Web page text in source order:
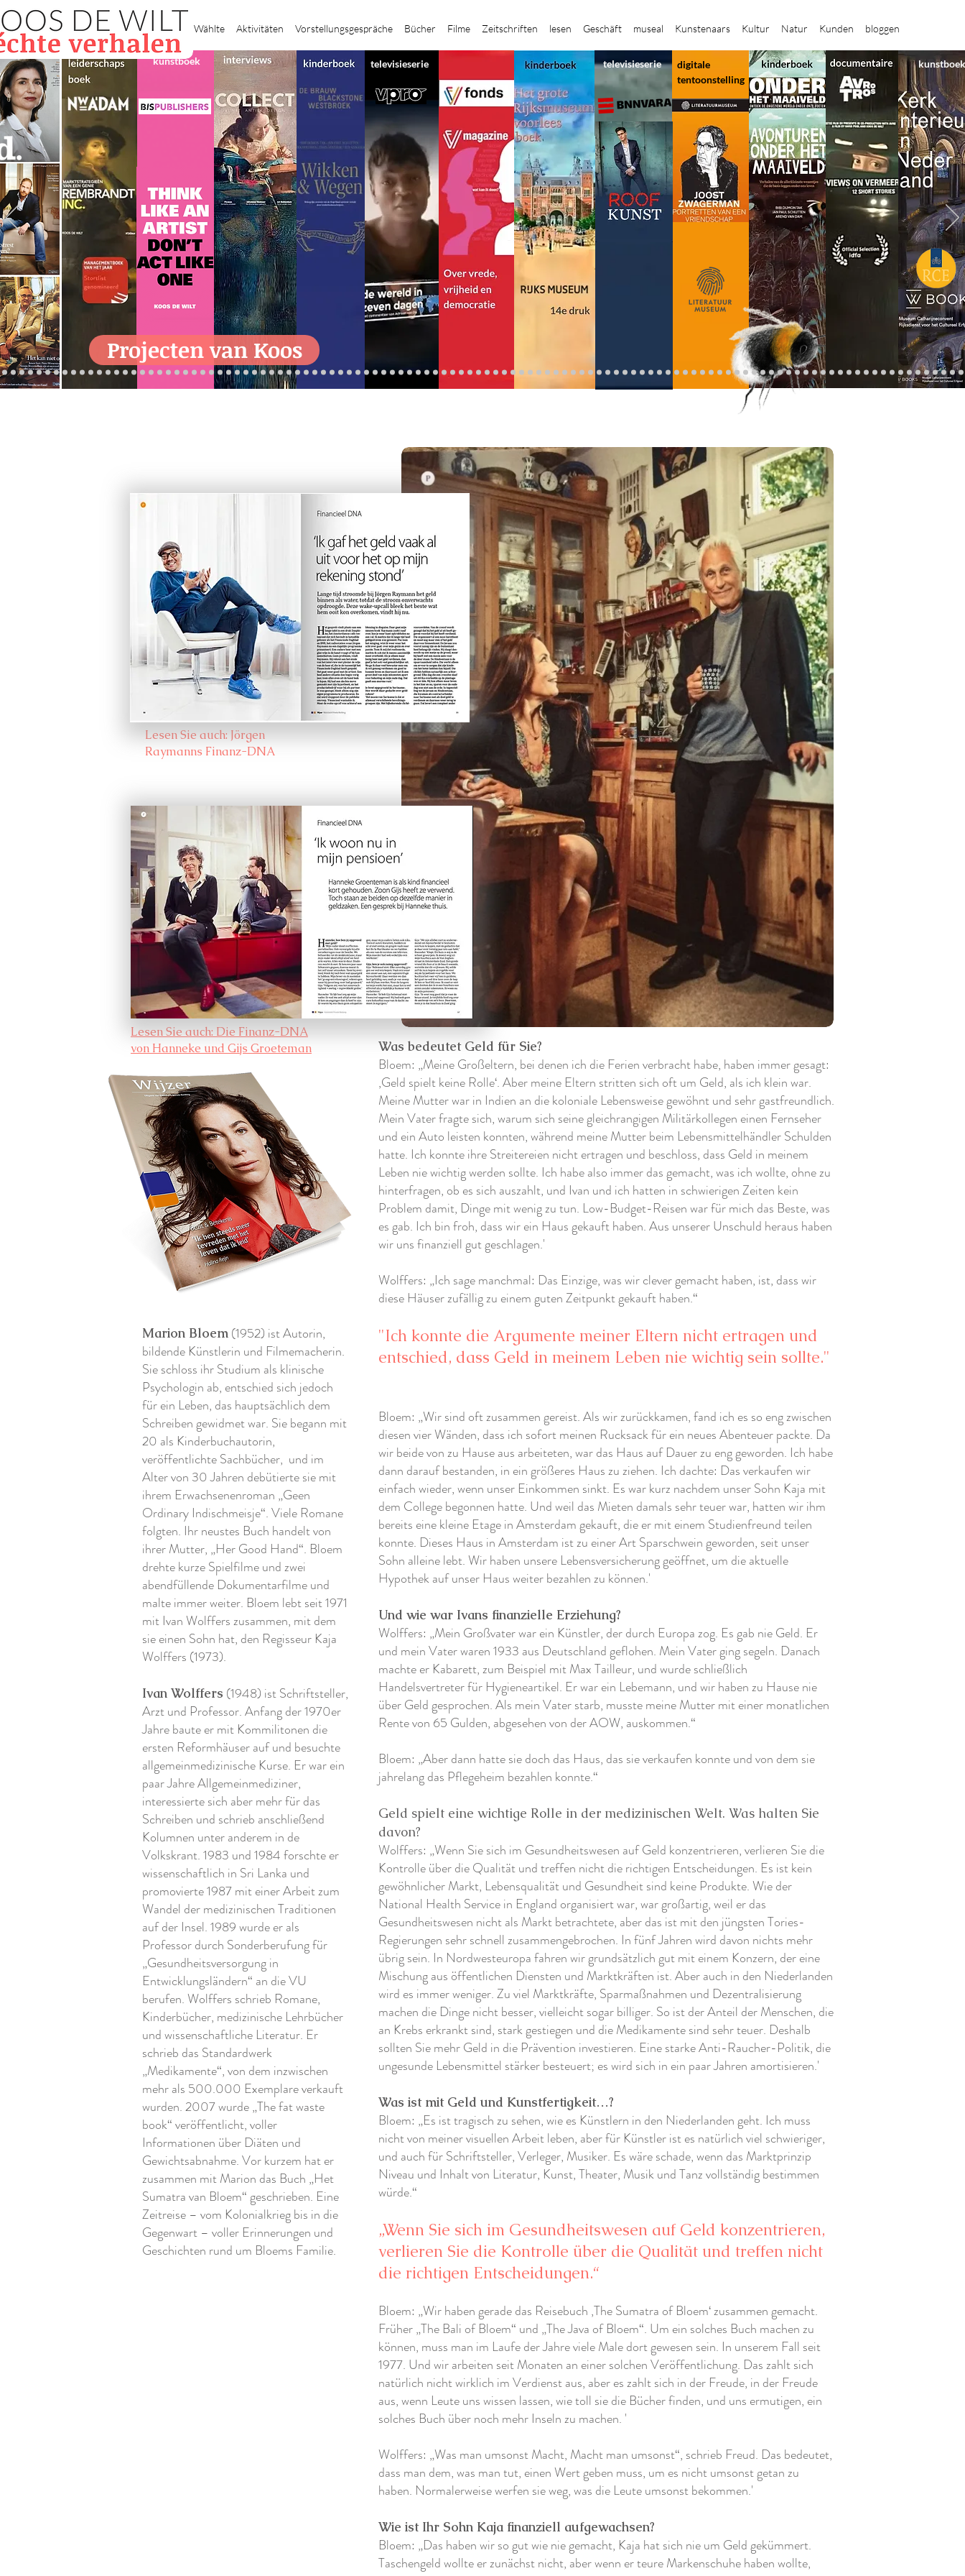
Heim Wählte Aktivitäten Vorstellungsgespräche Bücher Filme Zeitschriften lesen Geschäft museal Kunstenaars Kultur Natur Kunden bloggen
kunstboek televisieserie
Projecten van Koos
digitale
tentoonstelling
televisieserie kunstboek
Lesen Sie auch: Jörgen
Raymanns Finanz-DNA
Lesen Sie auch: Die Finanz-DNA
von Hanneke und Gijs Groeteman
Hoe gaan BN'ers
om met geld...?
Marion Bloem (1952) ist Autorin,
bildende Künstlerin und Filmemacherin.
Sie schloss ihr Studium als klinische
Psychologin ab, entschied sich jedoch
für ein Leben, das hauptsächlich dem
Schreiben gewidmet war. Sie begann mit
20 als Kinderbuchautorin,
veröffentlichte Sachbücher, und im
Alter von 30 Jahren debütierte sie mit
ihrem Erwachsenenroman „Geen
Ordinary Indischmeisje“. Viele Romane
folgten. Ihr neustes Buch handelt von
ihrer Mutter, „Her Good Hand“. Bloem
drehte kurze Spielfilme und zwei
abendfüllende Dokumentarfilme und
malte immer weiter. Bloem lebt seit 1971
mit Ivan Wolffers zusammen, mit dem
sie einen Sohn hat, den Regisseur Kaja
Wolffers (1973).
Ivan Wolffers (1948) ist Schriftsteller,
Arzt und Professor. Anfang der 1970er
Jahre baute er mit Kommilitonen die
ersten Reformhäuser auf und besuchte
allgemeinmedizinische Kurse. Er war ein
paar Jahre Allgemeinmediziner,
interessierte sich aber mehr für das
Schreiben und schrieb anschließend
Kolumnen unter anderem in de
Volkskrant. 1983 und 1984 forschte er
wissenschaftlich in Sri Lanka und
promovierte 1987 mit einer Arbeit zum
Wandel der medizinischen Traditionen
auf der Insel. 1989 wurde er als
Professor durch Sonderberufung für
„Gesundheitsversorgung in
Entwicklungsländern“ an die VU
berufen. Wolffers schrieb Romane,
Kinderbücher, medizinische Lehrbücher
und wissenschaftliche Literatur. Er
schrieb das Standardwerk
„Medikamente“, von dem inzwischen
mehr als 500.000 Exemplare verkauft
wurden. 2007 wurde „The fat waste
book“ veröffentlicht, voller
Informationen über Diäten und
Gewichtsabnahme. Vor kurzem hat er
zusammen mit Marion das Buch „Het
Sumatra van Bloem“ geschrieben. Eine
Zeitreise – vom Kolonialkrieg bis in die
Gegenwart – voller Erinnerungen und
Geschichten rund um Bloems Familie.
Was bedeutet Geld für Sie?
Bloem: „Meine Großeltern, bei denen ich die Ferien verbracht habe, haben immer gesagt:
‚Geld spielt keine Rolle‘. Aber meine Eltern stritten sich oft um Geld, als ich klein war.
Meine Mutter war in Indien an die koloniale Lebensweise gewöhnt und sehr gastfreundlich.
Mein Vater fragte sich, warum sich seine gleichrangigen Militärkollegen einen Fernseher
und ein Auto leisten konnten, während meine Mutter beim Lebensmittelhändler Schulden
hatte. Ich konnte ihre Streitereien nicht ertragen und beschloss, dass Geld in meinem
Leben nie wichtig werden sollte. Ich habe also immer das gemacht, was ich wollte, ohne zu
hinterfragen, ob es sich auszahlt, und Ivan und ich hatten in schwierigen Zeiten kein
Problem damit, Dinge mit wenig zu tun. Low-Budget-Reisen war für mich das Beste, was
es gab. Ich bin froh, dass wir ein Haus gekauft haben. Aus unserer Unschuld heraus haben
wir uns finanziell gut geschlagen.'
Wolffers: „Ich sage manchmal: Das Einzige, was wir clever gemacht haben, ist, dass wir
diese Häuser zufällig zu einem guten Zeitpunkt gekauft haben.“
"Ich konnte die Argumente meiner Eltern nicht ertragen und
entschied, dass Geld in meinem Leben nie wichtig sein sollte."
Bloem: „Wir sind oft zusammen gereist. Als wir zurückkamen, fand ich es so eng zwischen
diesen vier Wänden, dass ich sofort meinen Rucksack für ein neues Abenteuer packte. Da
wir beide von zu Hause aus arbeiteten, war das Haus auf Dauer zu eng geworden. Ich habe
dann darauf bestanden, in ein größeres Haus zu ziehen. Ich dachte: Das verkaufen wir
einfach wieder, wenn unser Einkommen sinkt. Es war kurz nachdem unser Sohn Kaja mit
dem College begonnen hatte. Und weil das Mieten damals sehr teuer war, hatten wir ihm
bereits eine kleine Etage in Amsterdam gekauft, die er mit einem Studienfreund teilen
konnte. Dieses Haus in Amsterdam ist zu einer Art Sparschwein geworden, seit unser
Sohn alleine lebt. Wir haben unsere Lebensversicherung geöffnet, um die aktuelle
Hypothek auf unser Haus weiter bezahlen zu können.'
Und wie war Ivans finanzielle Erziehung?
Wolffers: „Mein Großvater war ein Künstler, der durch Europa zog. Es gab nie Geld. Er
und mein Vater waren 1933 aus Deutschland geflohen. Mein Vater ging segeln. Danach
machte er Kabarett, zum Beispiel mit Max Tailleur, und wurde schließlich
Handelsvertreter für Hygieneartikel. Er war ein Lebemann, und wir haben zu Hause nie
über Geld gesprochen. Als mein Vater starb, musste meine Mutter mit einer monatlichen
Rente von 65 Gulden, abgesehen von der AOW, auskommen.“
Bloem: „Aber dann hatte sie doch das Haus, das sie verkaufen konnte und von dem sie
jahrelang das Pflegeheim bezahlen konnte.“
Geld spielt eine wichtige Rolle in der medizinischen Welt. Was halten Sie
davon?
Wolffers: „Wenn Sie sich im Gesundheitswesen auf Geld konzentrieren, verlieren Sie die
Kontrolle über die Qualität und treffen nicht die richtigen Entscheidungen. Es ist kein
gewöhnlicher Markt, Lebensqualität und Gesundheit sind keine Produkte. Wie der
National Health Service in England organisiert war, war großartig, weil er das
Gesundheitswesen nicht als Markt betrachtete, aber das ist mit den jüngsten Tories-
Regierungen sehr schnell zusammengebrochen. In fünf Jahren wird davon nichts mehr
übrig sein. In Nordwesteuropa fahren wir grundsätzlich gut mit einem Konzern, der eine
Mischung aus öffentlichen Diensten und Marktkräften ist. Aber auch in den Niederlanden
wird es immer weniger. Zu viel Marktkräfte, Sparmaßnahmen und Dezentralisierung
machen die Dinge nicht besser, vielleicht sogar billiger. So ist der Anteil der Menschen, die
an Krebs erkrankt sind, stark gestiegen und die Medikamente sind sehr teuer. Deshalb
sollten Sie mehr Geld in die Prävention investieren. Eine starke Anti-Raucher-Politik, die
ungesunde Lebensmittel stärker besteuert; es wird sich in ein paar Jahren amortisieren.'
Was ist mit Geld und Kunstfertigkeit…?
Bloem: „Es ist tragisch zu sehen, wie es Künstlern in den Niederlanden geht. Ich muss
nicht von meiner visuellen Arbeit leben, aber für Künstler ist es natürlich viel schwieriger,
und auch für Schriftsteller, Verleger, Musiker. Es wäre schade, wenn das Marktprinzip
Niveau und Inhalt von Literatur, Kunst, Theater, Musik und Tanz vollständig bestimmen
würde.“
„Wenn Sie sich im Gesundheitswesen auf Geld konzentrieren,
verlieren Sie die Kontrolle über die Qualität und treffen nicht
die richtigen Entscheidungen.“
Bloem: „Wir haben gerade das Reisebuch ‚The Sumatra of Bloem‘ zusammen gemacht.
Früher „The Bali of Bloem“ und „The Java of Bloem“. Um ein solches Buch machen zu
können, muss man im Laufe der Jahre viele Male dort gewesen sein. In unserem Fall seit
1977. Und wir arbeiten seit Monaten an einer solchen Veröffentlichung. Das zahlt sich
natürlich nicht wirklich im Verdienst aus, aber es zahlt sich in der Freude, in der Freude
aus, wenn Leute uns wissen lassen, wie toll sie die Bücher finden, und uns ermutigen, ein
solches Buch über noch mehr Inseln zu machen. '
Wolffers: „Was man umsonst Macht, Macht man umsonst“, schrieb Freud. Das bedeutet,
dass man dem, was man tut, einen Wert geben muss, um es nicht umsonst getan zu
haben. Normalerweise werfen sie weg, was die Leute umsonst bekommen.'
Wie ist Ihr Sohn Kaja finanziell aufgewachsen?
Bloem: „Das haben wir so gut wie nie gemacht, Kaja hat sich nie um Geld gekümmert.
Taschengeld wollte er zunächst nicht, aber wenn er teure Markenschuhe haben wollte,